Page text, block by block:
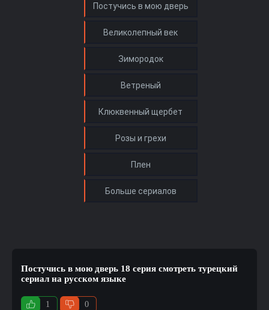
Постучись в мою дверь 18 серия смотреть турецкий
сериал на русском языке
1 0